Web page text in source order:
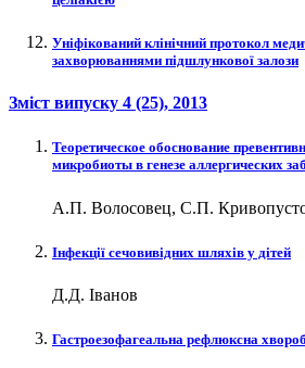
Уніфікований клінічний протокол
захворюваннями підшлункової залози
Зміст випуску 4 (25), 2013
Теоретическое обоснование
микробиоты в генезе аллергических
А.П. Волосовец, С.П.
Інфекції сечовивідних шляхів у дітей
Д.Д. Іванов
Гастроезофагеальна рефлюксна